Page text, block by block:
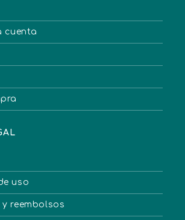
cuenta
uso
y reembolsos